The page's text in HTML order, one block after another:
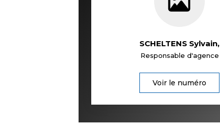
SCHELTENS Sylvain,
Responsable d'agence
Voir le numéro